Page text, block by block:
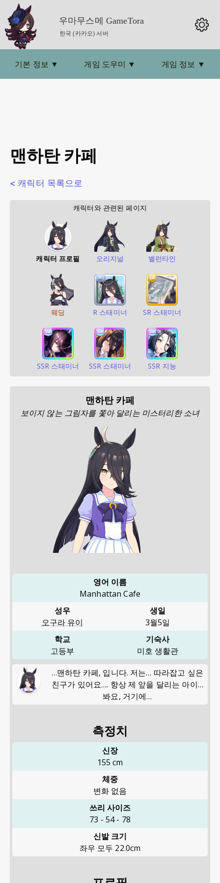
우마무스메 GameTora
한국 (카카오) 서버
기본 정보 ▼ 게임 도우미 ▼ 게임 정보 ▼
맨하탄 카페
< 캐릭터 목록으로
        캐릭터와 관련된 페이지
캐릭터 프로필 오리지널 밸런타인
웨딩 R 스태미너 SR 스태미너
SSR 스태미너 SSR 스태미너 SSR 지능
맨하탄 카페
보이지 않는 그림자를 쫓아 달리는 미스터리한 소녀
영어 이름
Manhattan Cafe
성우
오구라 유이
생일
3월5일
학교
고등부
기숙사
미호 생활관
…맨하탄 카페, 입니다. 저는… 따라잡고 싶은
친구가 있어요…. 항상 제 앞을 달리는 아이…
봐요, 거기에…
측정치
신장
155 cm
체중
변화 없음
쓰리 사이즈
73 - 54- 78
신발 크기
좌우 모두 22.0cm